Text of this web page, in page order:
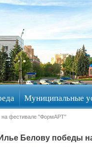
Муниципальные
фестивале "ФормАРТ"
Белову победы